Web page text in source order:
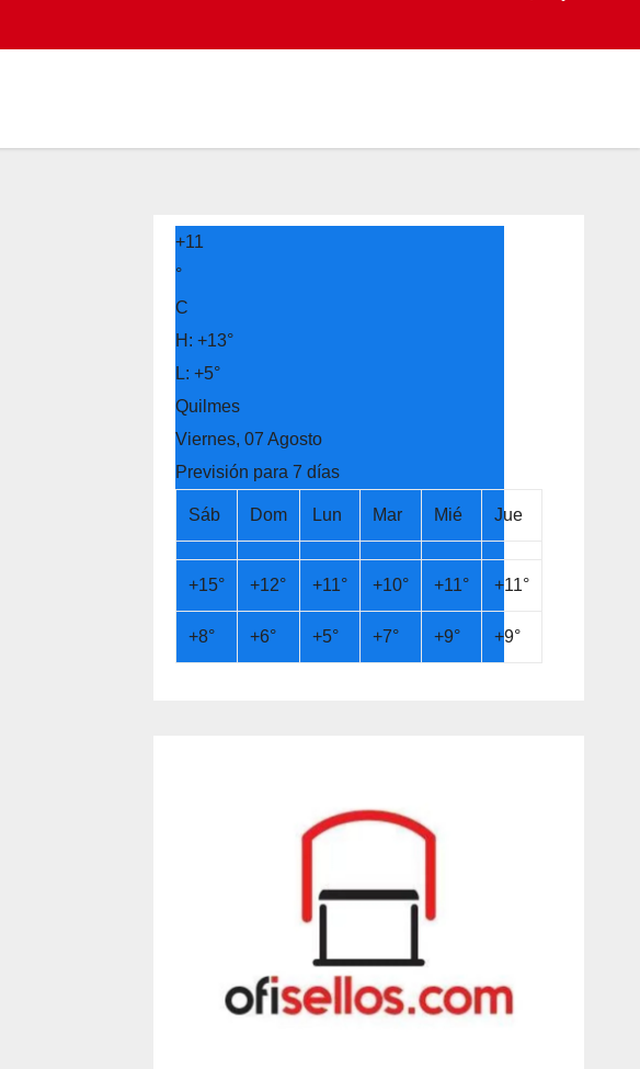
+11
°
C
H:+13°
L:+5°
Quilmes
Viernes, 07 Agosto
Previsión para 7 días
Sáb Dom Lun Mar Mié Jue
+15° +12° +11° +10° +11° +11°
+8° +6° +5° +7° +9° +9°